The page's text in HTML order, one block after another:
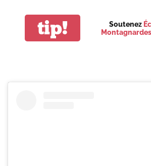
tip! Soutenez
Montagnardes